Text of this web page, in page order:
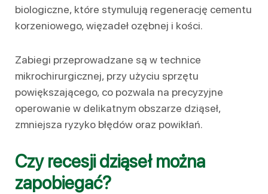
biologiczne, które stymulują regenerację cementu
korzeniowego, więzadeł ozębnej i kości.
Zabiegi przeprowadzane są w technice
mikrochirurgicznej, przy użyciu sprzętu
powiększającego, co pozwala na precyzyjne
operowanie w delikatnym obszarze dziąseł,
zmniejsza ryzyko błędów oraz powikłań.
Czy recesji dziąseł można
zapobiegać?